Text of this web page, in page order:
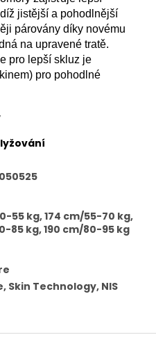
jistější a pohodlnější
párovány díky novému
na upravené tratě.
pro lepší skluz je
pro pohodlné
55 kg, 174 cm/55-70 kg,
85 kg, 190 cm/80-95 kg
Skin Technology, NIS